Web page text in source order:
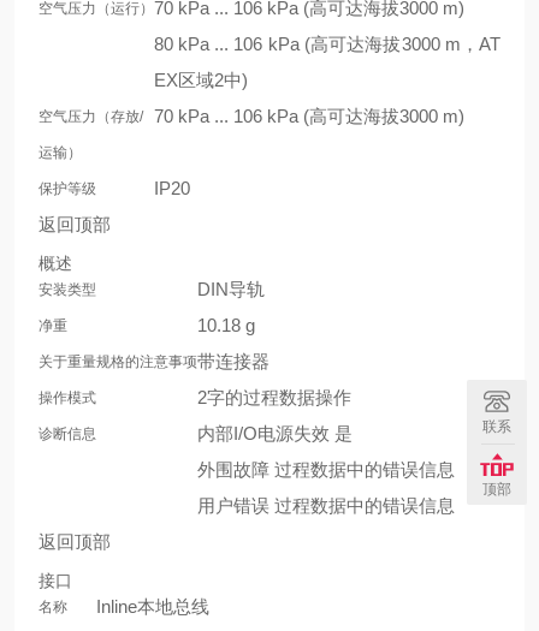
空气压力（运行） 70 kPa ... 106 kPa (高可达海拔3000 m)
80 kPa ... 106 kPa (高可达海拔3000 m，AT
EX区域2中)
空气压力（存放/
运输）
70 kPa ... 106 kPa (高可达海拔3000 m)
保护等级
IP20
返回顶部
概述
安装类型 DIN导轨
净重 10.18 g
关于重量规格的注意事项带连接器
操作模式 2字的过程数据操作
诊断信息
内部I/O电源失效 是
外围故障 过程数据中的错误信息
用户错误 过程数据中的错误信息
返回顶部
接口
名称 Inline本地总线
联系
顶部